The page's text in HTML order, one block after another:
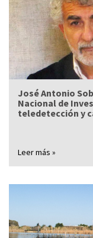
José Antonio
Nacional de
teledetección y
Leer más »